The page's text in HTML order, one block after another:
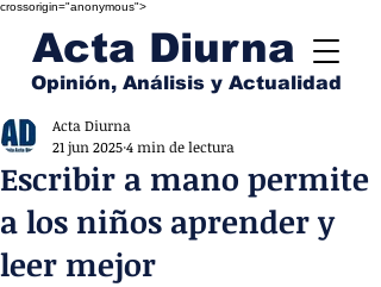
crossorigin="anonymous">
Acta Diurna
Opinión, Análisis y Actualidad
Escribir a mano permite
a los niños aprender y
leer mejor
Acta Diurna
21 jun 20254 min de lectura